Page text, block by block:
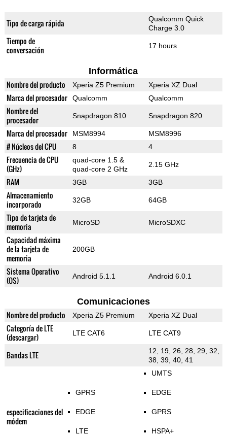
Tipo de carga rápida
Qualcomm Quick
Charge 3.0
Tiempo de
conversación
17 hours
Informática
Nombre del producto Xperia Z5 Premium Xperia XZ Dual
Marca del procesador Qualcomm Qualcomm
Nombre del
procesador
Snapdragon 810 Snapdragon 820
Marca del procesador MSM8994 MSM8996
# Núcleos del CPU 8 4
Frecuencia de CPU
(GHz)
quad-core 1.5 &
quad-core 2 GHz
2.15 GHz
RAM 3GB 3GB
Almacenamiento
incorporado
32GB 64GB
Tipo de tarjeta de
memoria
MicroSD MicroSDXC
Capacidad máxima
de la tarjeta de
memoria
200GB
Sistema Operativo
(OS)
Android 5.1.1 Android 6.0.1
Comunicaciones
Nombre del producto Xperia Z5 Premium Xperia XZ Dual
Categoría de LTE
(descargar)
LTE CAT6 LTE CAT9
Bandas LTE
12, 19, 26, 28, 29, 32,
38, 39, 40, 41
especificaciones del
módem
GPRS
EDGE
LTE
UMTS
EDGE
GPRS
HSPA+